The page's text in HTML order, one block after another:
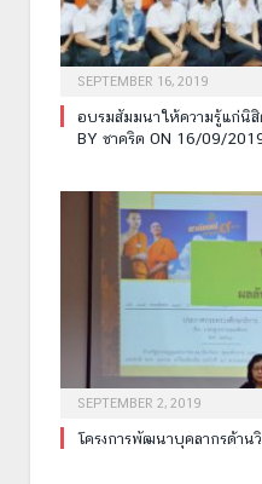
SEPTEMBER 16, 2019
อบรมสัมมนาให้ความรู้แก่นิ
BY ชาคริต ON 16/09/
SEPTEMBER 2, 2019
โครงการพัฒนาบุคลากรด้าน